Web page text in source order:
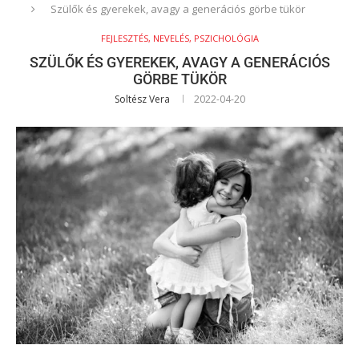
Szülők és gyerekek, avagy a generációs görbe tükör
FEJLESZTÉS, NEVELÉS, PSZICHOLÓGIA
SZÜLŐK ÉS GYEREKEK, AVAGY A GENERÁCIÓS
GÖRBE TÜKÖR
Soltész Vera 2022-04-20